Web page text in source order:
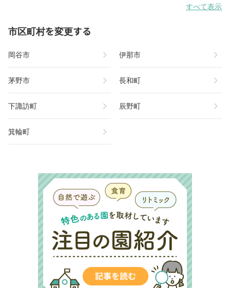
すべて表示
市区町村を変更する
岡谷市 chevron_right 伊那市 chevron_right
茅野市 chevron_right 長和町 chevron_right
下諏訪町 chevron_right 辰野町 chevron_right
箕輪町 chevron_right